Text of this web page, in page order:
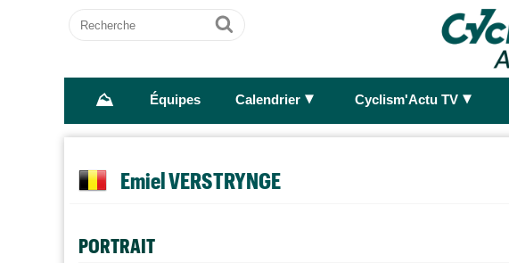
Recherche
Ok
⛰ Équipes Calendrier ► Cyclism'Actu TV ►
Emiel VERSTRYNGE
PORTRAIT